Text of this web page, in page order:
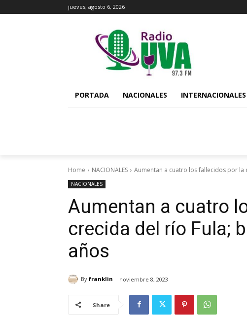
jueves, agosto 6, 2026
PORTADA NACIONALES INTERNACIONALES
Home NACIONALES Aumentan a cuatro los fallecidos por la
NACIONALES
Aumentan a cuatro
crecida del río Fula;
años
By franklin noviembre 8, 2023
Share